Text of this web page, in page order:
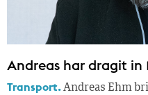
Andreas har dragit in
Transport.Andreas Ehm